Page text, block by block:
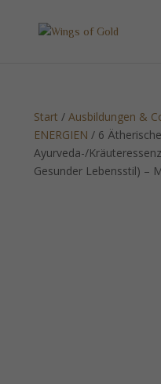
Start /Ausbildungen &
ENERGIEN / 6 Ätherische
Ayurveda-/
Gesunder Lebensstil) –